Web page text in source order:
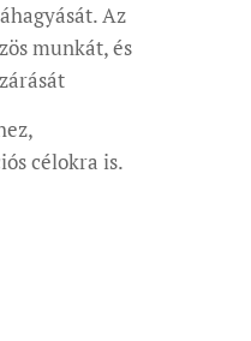
Az
munkát, és
célokra is.